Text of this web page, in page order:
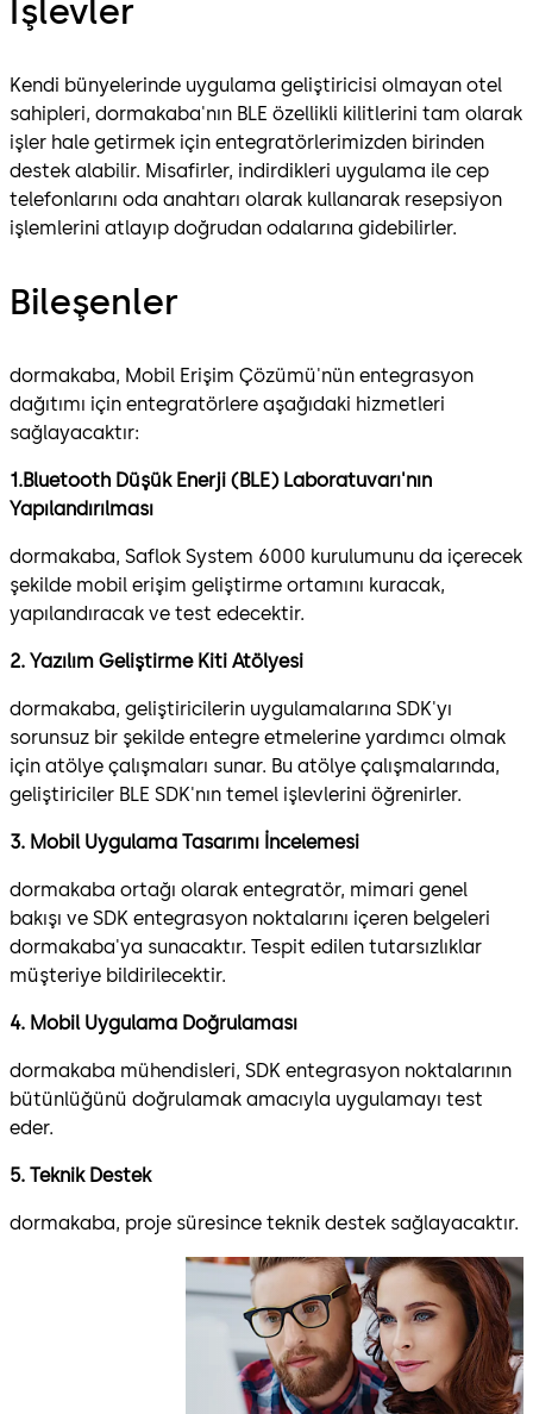
İşlevler
Kendi bünyelerinde uygulama geliştiricisi olmayan otel
sahipleri, dormakaba'nın BLE özellikli kilitlerini tam olarak
işler hale getirmek için entegratörlerimizden birinden
destek alabilir. Misafirler, indirdikleri uygulama ile cep
telefonlarını oda anahtarı olarak kullanarak resepsiyon
işlemlerini atlayıp doğrudan odalarına gidebilirler.
Bileşenler
dormakaba, Mobil Erişim Çözümü'nün entegrasyon
dağıtımı için entegratörlere aşağıdaki hizmetleri
sağlayacaktır:
1.Bluetooth Düşük Enerji (BLE) Laboratuvarı'nın
Yapılandırılması
dormakaba, Saflok System 6000 kurulumunu da içerecek
şekilde mobil erişim geliştirme ortamını kuracak,
yapılandıracak ve test edecektir.
2. Yazılım Geliştirme Kiti Atölyesi
dormakaba, geliştiricilerin uygulamalarına SDK'yı
sorunsuz bir şekilde entegre etmelerine yardımcı olmak
için atölye çalışmaları sunar. Bu atölye çalışmalarında,
geliştiriciler BLE SDK'nın temel işlevlerini öğrenirler.
3. Mobil Uygulama Tasarımı İncelemesi
dormakaba ortağı olarak entegratör, mimari genel
bakışı ve SDK entegrasyon noktalarını içeren belgeleri
dormakaba'ya sunacaktır. Tespit edilen tutarsızlıklar
müşteriye bildirilecektir.
4. Mobil Uygulama Doğrulaması
dormakaba mühendisleri, SDK entegrasyon noktalarının
bütünlüğünü doğrulamak amacıyla uygulamayı test
eder.
5. Teknik Destek
dormakaba, proje süresince teknik destek sağlayacaktır.